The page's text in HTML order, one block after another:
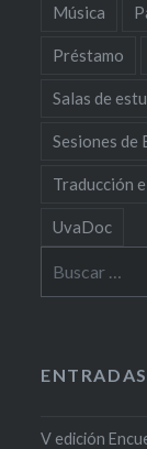
Música
Préstamo
Salas de
Sesiones de
Traducción
UvaDoc
V edición